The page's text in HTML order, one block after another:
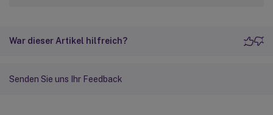
War dieser Artikel hilfreich?
Senden Sie uns Ihr Feedback